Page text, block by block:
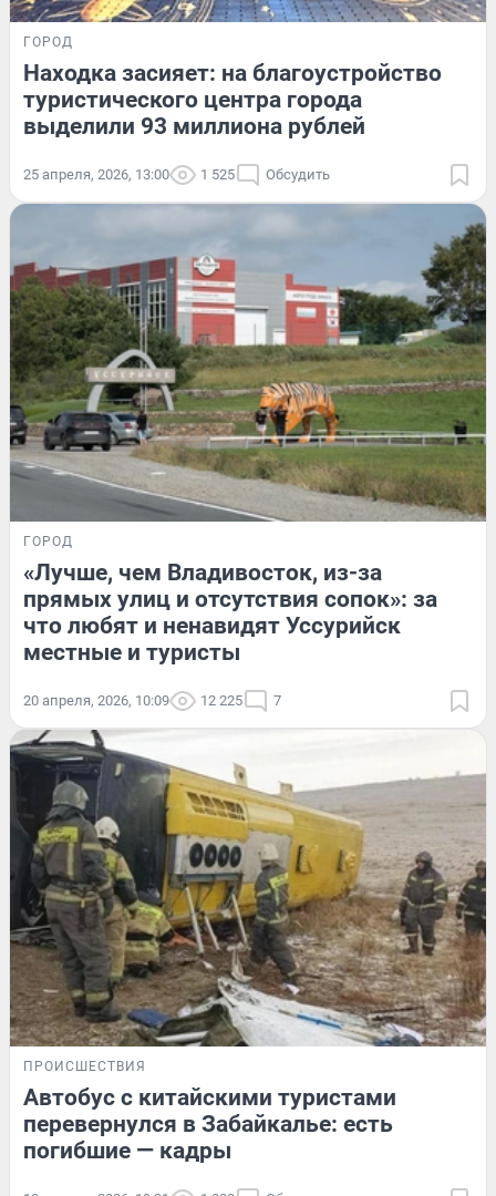
ГОРОД
Находка засияет: на благоустройство
туристического центра города
выделили 93 миллиона рублей
25 апреля, 2026, 13:00 1 525 Обсудить
ГОРОД
«Лучше, чем Владивосток, из-за
прямых улиц и отсутствия сопок»: за
что любят и ненавидят Уссурийск
местные и туристы
20 апреля, 2026, 10:09 12 225 7
ПРОИСШЕСТВИЯ
Автобус с китайскими туристами
перевернулся в Забайкалье: есть
погибшие — кадры